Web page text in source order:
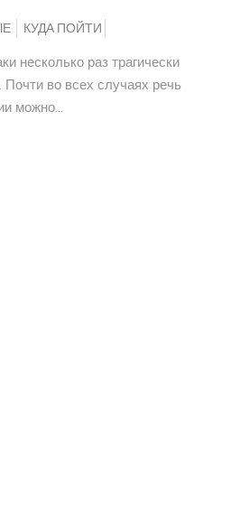
КУДА ПОЙТИ
несколько раз трагически
во всех случаях речь
можно...